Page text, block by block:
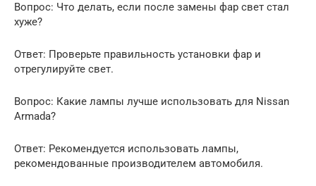
Вопрос: Что делать, если после замены фар свет стал
хуже?
Ответ: Проверьте правильность установки фар и
отрегулируйте свет.
Вопрос: Какие лампы лучше использовать для Nissan
Armada?
Ответ: Рекомендуется использовать лампы,
рекомендованные производителем автомобиля.